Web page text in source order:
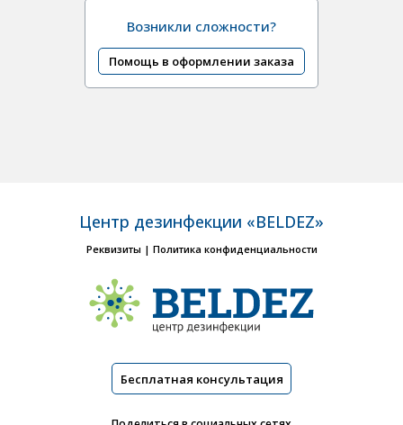
Помощь в оформлении заказа
Возникли сложности?
Центр дезинфекции «BELDEZ»
Реквизиты | Политика конфиденциальности
Бесплатная консультация